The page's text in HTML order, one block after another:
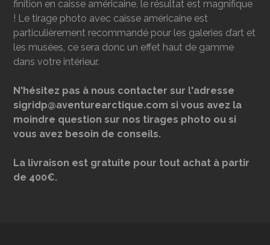
finition en caisse américaine, le résultat est magnifique
! Le tirage photo avec caisse américaine est
particulièrement recommandé pour les galeries d’art et
les musées, ce sera donc un effet haut de gamme
dans votre intérieur.
N'hésitez pas à nous contacter sur l'adresse
sigridp@aventurearctique.com si vous avez la
moindre question sur nos tirages photo ou si
vous avez besoin de conseils.
La livraison est gratuite pour tout achat à partir
de 400€.